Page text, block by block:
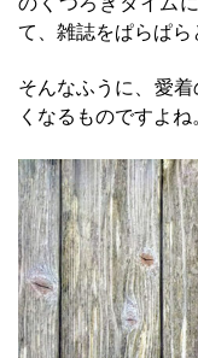
て、雑誌をぱらぱら
そんなふうに、愛
くなるものですよね